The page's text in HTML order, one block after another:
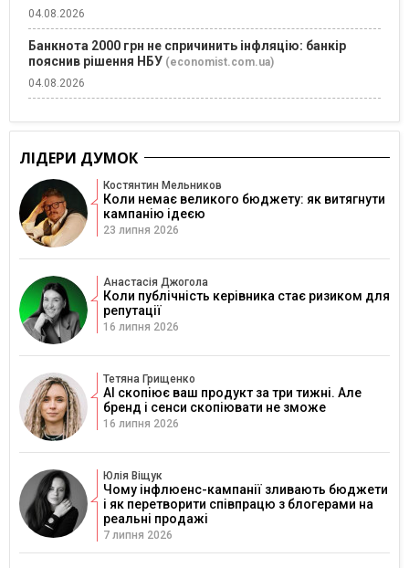
04.08.2026
Банкнота 2000 грн не спричинить інфляцію: банкір
пояснив рішення НБУ (economist.com.ua)
04.08.2026
ЛІДЕРИ ДУМОК
Костянтин Мельников
Коли немає великого бюджету: як витягнути
кампанію ідеєю
23 липня 2026
Анастасія Джогола
Коли публічність керівника стає ризиком для
репутації
16 липня 2026
Тетяна Грищенко
AI скопіює ваш продукт за три тижні. Але
бренд і сенси скопіювати не зможе
16 липня 2026
Юлія Віщук
Чому інфлюенс-кампанії зливають бюджети
і як перетворити співпрацю з блогерами на
реальні продажі
7 липня 2026